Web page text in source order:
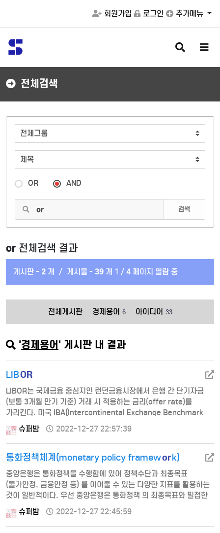
회원가입 로그인 추가메뉴
검
색
버
메
버
전체검색
OR AND
검색
or 전체검색 결과
게시판 - 2 개 / 게시물 - 39 개 1 / 4 페이지 열람 중
전체게시판 경제용어 6 아이디어 33
'경제용어 ' 게시판 내 결과
LIBOR
LIBOR는 국제금융 중심지인 런던금융시장에서 은행 간 단기자금
(보통 3개월 만기 기준) 거래 시 적용하는 금리(offer rate)를
가리킨다. 미국 IBA(Intercontinental Exchange Benchmark
Administration)가 은행 간 차입금리 정보를 수집･평균하여 매일
전 세계 5개 통화(USD, EUR, GBP, JPY, CHF)에 대해 발표한다.
LIBOR(London Inter-Bank Offered Rates)는 국제
단기금융거래의 기준 금리로 활용되는바, 우량은행 간 거래뿐만
슈퍼밤 2022-12-27 22:57:39
통화정책체계(monetary policy framework)
중앙은행은 통화정책을 수행함에 있어 정책수단과 최종목표
(물가안정, 금융안정 등) 를 이어줄 수 있는 다양한 지표를 활용하는
것이 일반적이다. 우선 중앙은행은 통화정책 의 최종목표와 밀접한
관계가 있는 통화량, 환율, 물가상승률 등의 지표 중에 하나를
선택하여 그 지표의 목표 수준을 결정한 다음, 이를 달성할 수 있도록
통화정책을 수행한 다. 이렇게 선택된 지표를 명목기준지표
슈퍼밤 2022-12-27 22:45:59